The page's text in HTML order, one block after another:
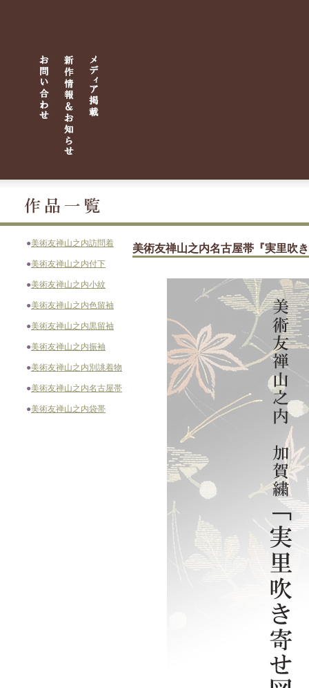
●美術友禅山之内訪問着
●美術友禅山之内付下
●美術友禅山之内小紋
●美術友禅山之内色留袖
●美術友禅山之内黒留袖
●美術友禅山之内振袖
●美術友禅山之内別誂着物
●美術友禅山之内名古屋帯
●美術友禅山之内袋帯
美術友禅山之内名古屋帯『実里吹